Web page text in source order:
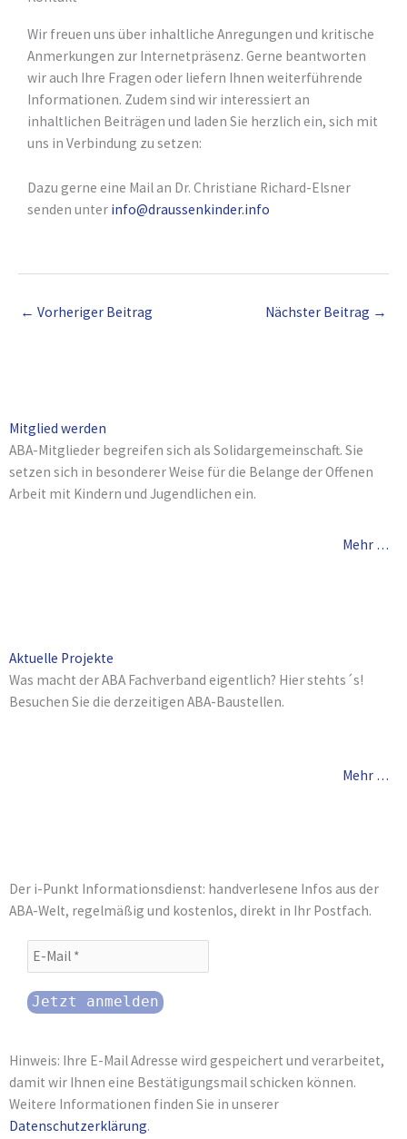
Wir freuen uns über inhaltliche Anregungen und kritische
Anmerkungen zur Internetpräsenz. Gerne beantworten
wir auch Ihre Fragen oder liefern Ihnen weiterführende
Informationen. Zudem sind wir interessiert an
inhaltlichen Beiträgen und laden Sie herzlich ein, sich mit
uns in Verbindung zu setzen:
Dazu gerne eine Mail an Dr. Christiane Richard-Elsner
senden unter info@draussenkinder.info
← Vorheriger Beitrag Nächster Beitrag →
Mitglied werden
ABA-Mitglieder begreifen sich als Solidargemeinschaft. Sie
setzen sich in besonderer Weise für die Belange der Offenen
Arbeit mit Kindern und Jugendlichen ein.
Mehr …
Aktuelle Projekte
Was macht der ABA Fachverband eigentlich? Hier stehts´s!
Besuchen Sie die derzeitigen ABA-Baustellen.
Mehr …
Der i-Punkt Informationsdienst: handverlesene Infos aus der
ABA-Welt, regelmäßig und kostenlos, direkt in Ihr Postfach.
Hinweis: Ihre E-Mail Adresse wird gespeichert und verarbeitet,
damit wir Ihnen eine Bestätigungsmail schicken können.
Weitere Informationen finden Sie in unserer
Datenschutzerklärung.